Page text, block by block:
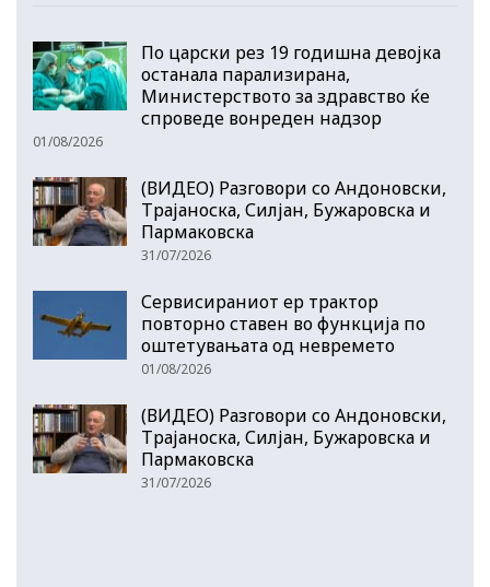
По царски рез 19 годишна девојка
останала парализирана,
Министерството за здравство ќе
спроведе вонреден надзор
01/08/2026
(ВИДЕО) Разговори со Андоновски,
Трајаноска, Силјан, Бужаровска и
Пармаковска
31/07/2026
Сервисираниот ер трактор
повторно ставен во функција по
оштетувањата од невремето
01/08/2026
(ВИДЕО) Разговори со Андоновски,
Трајаноска, Силјан, Бужаровска и
Пармаковска
31/07/2026